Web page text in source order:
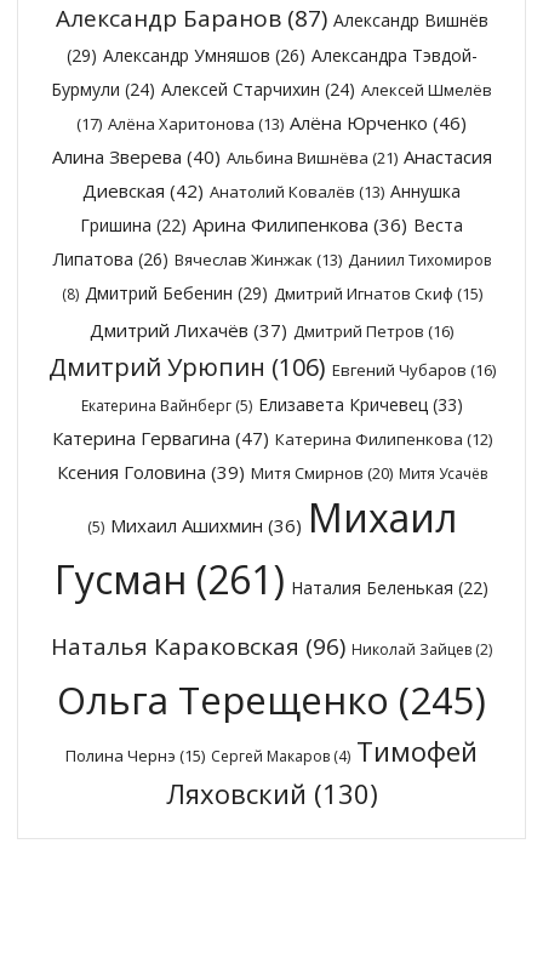
Александр Баранов(87) Александр Вишнёв
(29) Александр Умняшов (26) Александра Тэвдой-
Бурмули (24) Алексей Старчихин (24) Алексей Шмелёв
(17) Алёна Харитонова (13) Алёна Юрченко (46)
Алина Зверева (40) Альбина Вишнёва (21) Анастасия
Диевская (42) Анатолий Ковалёв (13) Аннушка
Гришина (22) Арина Филипенкова (36) Веста
Липатова (26) Вячеслав Жинжак (13) Даниил Тихомиров
(8) Дмитрий Бебенин (29) Дмитрий Игнатов Скиф (15)
Дмитрий Лихачёв (37) Дмитрий Петров (16)
Дмитрий Урюпин (106) Евгений Чубаров (16)
Екатерина Вайнберг(5) Елизавета Кричевец(33)
Катерина Гервагина (47) Катерина Филипенкова (12)
Ксения Головина (39) Митя Смирнов (20) Митя Усачёв
(5) Михаил Ашихмин (36) Михаил
Гусман (261) Наталия Беленькая (22)
Наталья Караковская (96) Николай Зайцев (2)
Ольга Терещенко (245)
Полина Чернэ (15) Сергей Макаров (4) Тимофей
Ляховский (130)